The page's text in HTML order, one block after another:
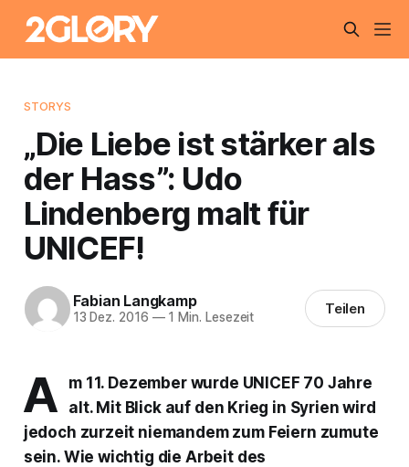
STORYS
„Die Liebe ist stärker als
der Hass”: Udo
Lindenberg malt für
UNICEF!
Fabian Langkamp
13 Dez. 2016 —1 Min. Lesezeit Teilen
A
m 11. Dezember wurde UNICEF 70 Jahre
alt. Mit Blick auf den Krieg in Syrien wird
jedoch zurzeit niemandem zum Feiern zumute
sein. Wie wichtig die Arbeit des